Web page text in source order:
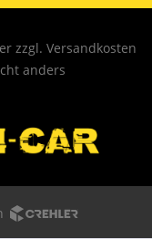
zzgl. Versandkosten
anders